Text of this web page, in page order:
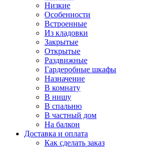
Низкие
Особенности
Встроенные
Из кладовки
Закрытые
Открытые
Раздвижные
Гардеробные шкафы
Назначение
В комнату
В нишу
В спальню
В частный дом
На балкон
Доставка и оплата
Как сделать заказ